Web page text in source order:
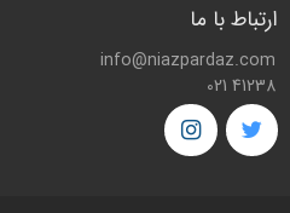
ارتباط با ما
info@niazpardaz.com
021 41238